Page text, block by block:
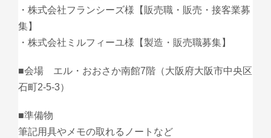
・株式会社フランシーズ様【販売職・販売・接客業募
集】
・株式会社ミルフィーユ様【製造・販売職募集】
■会場 エル・おおさか南館7階（大阪府大阪市中央区
石町2-5-3）
■準備物
筆記用具やメモの取れるノートなど